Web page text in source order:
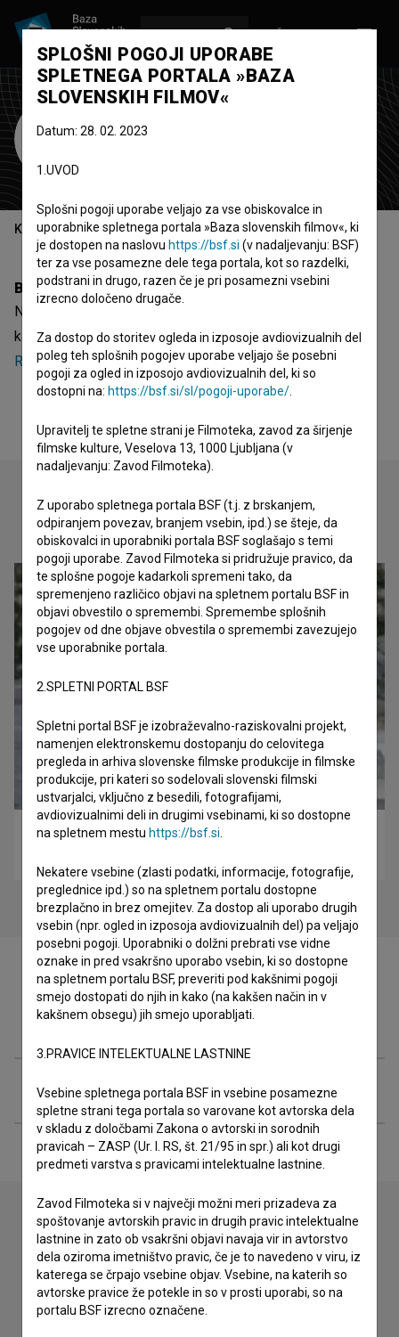
Nebojša Pajkić
Kazalo
Biografija
Nebojša Pajkić je scenarist. Najodmevnejša projekta, pri
katerih je sodeloval, staDo konca in naprej (1990)in
Remington (1989).
Oglejte si
Tkanje pogledov – Jože Dolmark (2017)
Filmografija (5)
Razširjeni podatki
Stik z uredništvom
Spoštovani, s pomočjo spodnjega obrazca lahko stopite v
stik z uredništvom Baze slovenskih filmov. Veseli bomo vaših
odzivov.
SPLOŠNI POGOJI UPORABE
SPLETNEGA PORTALA »BAZA
SLOVENSKIH FILMOV«
Datum: 28. 02. 2023
1.UVOD
Splošni pogoji uporabe veljajo za vse obiskovalce in
uporabnike spletnega portala »Baza slovenskih filmov«, ki
je dostopen na naslovu https://bsf.si (v nadaljevanju: BSF)
ter za vse posamezne dele tega portala, kot so razdelki,
podstrani in drugo, razen če je pri posamezni vsebini
izrecno določeno drugače.
Za dostop do storitev ogleda in izposoje avdiovizualnih del
poleg teh splošnih pogojev uporabe veljajo še posebni
pogoji za ogled in izposojo avdiovizualnih del, ki so
dostopni na: https://bsf.si/sl/pogoji-uporabe/
Upravitelj te spletne strani je Filmoteka, zavod za širjenje
filmske kulture, Veselova 13, 1000 Ljubljana (v
nadaljevanju: Zavod Filmoteka).
Z uporabo spletnega portala BSF (t.j. z brskanjem,
odpiranjem povezav, branjem vsebin, ipd.) se šteje, da
obiskovalci in uporabniki portala BSF soglašajo s temi
pogoji uporabe. Zavod Filmoteka si pridružuje pravico, da
te splošne pogoje kadarkoli spremeni tako, da
spremenjeno različico objavi na spletnem portalu BSF in
objavi obvestilo o spremembi. Spremembe splošnih
pogojev od dne objave obvestila o spremembi zavezujejo
vse uporabnike portala.
2.SPLETNI PORTAL BSF
Spletni portal BSF je izobraževalno-raziskovalni projekt,
namenjen elektronskemu dostopanju do celovitega
pregleda in arhiva slovenske filmske produkcije in filmske
produkcije, pri kateri so sodelovali slovenski filmski
ustvarjalci, vključno z besedili, fotografijami,
avdiovizualnimi deli in drugimi vsebinami, ki so dostopne
na spletnem mestu https://bsf.si
Nekatere vsebine (zlasti podatki, informacije, fotografije,
preglednice ipd.) so na spletnem portalu dostopne
brezplačno in brez omejitev. Za dostop ali uporabo drugih
vsebin (npr. ogled in izposoja avdiovizualnih del) pa veljajo
posebni pogoji. Uporabniki o dolžni prebrati vse vidne
oznake in pred vsakršno uporabo vsebin, ki so dostopne
na spletnem portalu BSF, preveriti pod kakšnimi pogoji
smejo dostopati do njih in kako (na kakšen način in v
kakšnem obsegu) jih smejo uporabljati.
3.PRAVICE INTELEKTUALNE LASTNINE
Vsebine spletnega portala BSF in vsebine posamezne
spletne strani tega portala so varovane kot avtorska dela
v skladu z določbami Zakona o avtorski in sorodnih
pravicah – ZASP (Ur. l. RS, št. 21/95 in spr.) ali kot drugi
predmeti varstva s pravicami intelektualne lastnine.
Zavod Filmoteka si v največji možni meri prizadeva za
spoštovanje avtorskih pravic in drugih pravic intelektualne
lastnine in zato ob vsakršni objavi navaja vir in avtorstvo
dela oziroma imetništvo pravic, če je to navedeno v viru, iz
katerega se črpajo vsebine objav. Vsebine, na katerih so
avtorske pravice že potekle in so v prosti uporabi, so na
portalu BSF izrecno označene.